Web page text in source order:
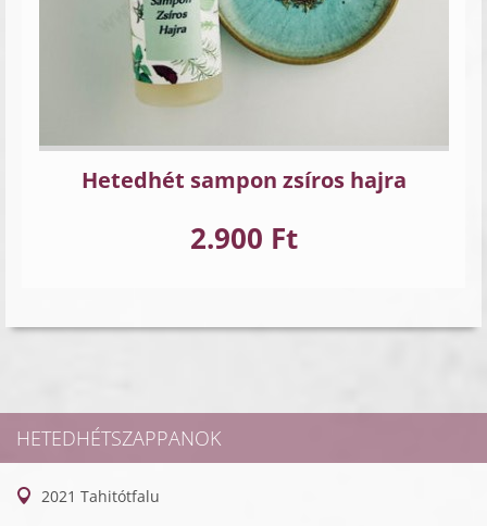
Hetedhét sampon zsíros hajra
2.900 Ft
HETEDHÉTSZAPPANOK
2021 Tahitótfalu